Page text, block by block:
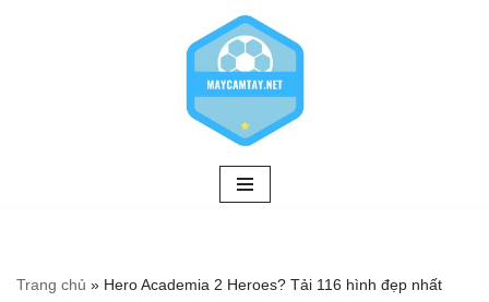
Trang chủ » Hero Academia 2 Heroes? Tải 116 hình đẹp nhất